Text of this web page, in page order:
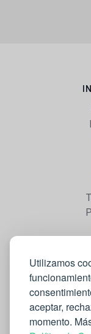
Utilizamos
aceptar,
momento.